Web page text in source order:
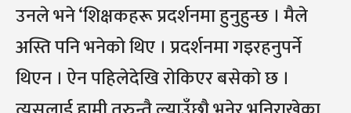
उनले भने ‘शिक्षकहरू प्रदर्शनमा हुनुहुन्छ । मैले
अस्ति पनि भनेको थिए । प्रदर्शनमा गइरहनुपर्ने
थिएन । ऐन पहिलेदेखि रोकिएर बसेको छ ।